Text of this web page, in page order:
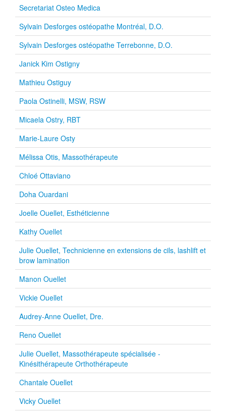
Secretariat Osteo Medica
Sylvain Desforges ostéopathe Montréal, D.O.
Sylvain Desforges ostéopathe Terrebonne, D.O.
Janick Kim Ostigny
Mathieu Ostiguy
Paola Ostinelli, MSW, RSW
Micaela Ostry, RBT
Marie-Laure Osty
Mélissa Otis, Massothérapeute
Chloé Ottaviano
Doha Ouardani
Joelle Ouellet, Esthéticienne
Kathy Ouellet
Julie Ouellet, Technicienne en extensions de cils, lashlift et
brow lamination
Manon Ouellet
Vickie Ouellet
Audrey-Anne Ouellet, Dre.
Reno Ouellet
Julie Ouellet, Massothérapeute spécialisée -
Kinésithérapeute Orthothérapeute
Chantale Ouellet
Vicky Ouellet